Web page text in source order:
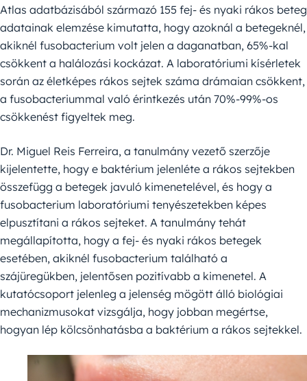
Atlas adatbázisából származó 155 fej- és nyaki rákos beteg
adatainak elemzése kimutatta, hogy azoknál a betegeknél,
akiknél fusobacterium volt jelen a daganatban, 65%-kal
csökkent a halálozási kockázat. A laboratóriumi kísérletek
során az életképes rákos sejtek száma drámaian csökkent,
a fusobacteriummal való érintkezés után 70%-99%-os
csökkenést figyeltek meg.
Dr. Miguel Reis Ferreira, a tanulmány vezető szerzője
kijelentette, hogy e baktérium jelenléte a rákos sejtekben
összefügg a betegek javuló kimenetelével, és hogy a
fusobacterium laboratóriumi tenyészetekben képes
elpusztítani a rákos sejteket. A tanulmány tehát
megállapította, hogy a fej- és nyaki rákos betegek
esetében, akiknél fusobacterium található a
szájüregükben, jelentősen pozitívabb a kimenetel. A
kutatócsoport jelenleg a jelenség mögött álló biológiai
mechanizmusokat vizsgálja, hogy jobban megértse,
hogyan lép kölcsönhatásba a baktérium a rákos sejtekkel.